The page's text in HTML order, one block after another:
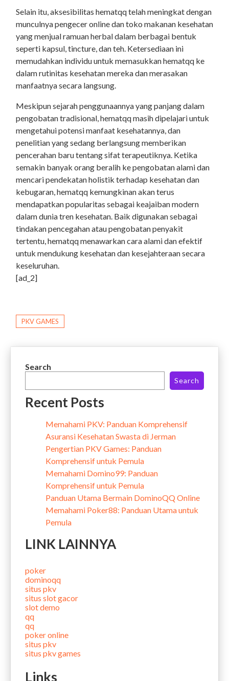
Selain itu, aksesibilitas hematqq telah meningkat dengan
munculnya pengecer online dan toko makanan kesehatan
yang menjual ramuan herbal dalam berbagai bentuk
seperti kapsul, tincture, dan teh. Ketersediaan ini
memudahkan individu untuk memasukkan hematqq ke
dalam rutinitas kesehatan mereka dan merasakan
manfaatnya secara langsung.
Meskipun sejarah penggunaannya yang panjang dalam
pengobatan tradisional, hematqq masih dipelajari untuk
mengetahui potensi manfaat kesehatannya, dan
penelitian yang sedang berlangsung memberikan
pencerahan baru tentang sifat terapeutiknya. Ketika
semakin banyak orang beralih ke pengobatan alami dan
mencari pendekatan holistik terhadap kesehatan dan
kebugaran, hematqq kemungkinan akan terus
mendapatkan popularitas sebagai keajaiban modern
dalam dunia tren kesehatan. Baik digunakan sebagai
tindakan pencegahan atau pengobatan penyakit
tertentu, hematqq menawarkan cara alami dan efektif
untuk mendukung kesehatan dan kesejahteraan secara
keseluruhan.
[ad_2]
PKV GAMES
Search
Search
Recent Posts
Memahami PKV: Panduan Komprehensif
Asuransi Kesehatan Swasta di Jerman
Pengertian PKV Games: Panduan
Komprehensif untuk Pemula
Memahami Domino99: Panduan
Komprehensif untuk Pemula
Panduan Utama Bermain DominoQQ Online
Memahami Poker88: Panduan Utama untuk
Pemula
LINK LAINNYA
poker
dominoqq
situs pkv
situs slot gacor
slot demo
qq
qq
poker online
situs pkv
situs pkv games
Links